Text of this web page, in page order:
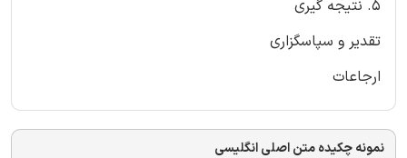
۵. نتيجه گيری
تقدیر و سپاسگزاری
ارجاعات
نمونه چکیده متن اصلی انگلیسی